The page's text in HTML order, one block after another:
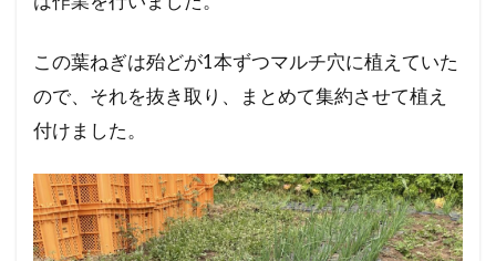
この葉ねぎは殆どが1本ずつマルチ穴に植えていた
ので、それを抜き取り、まとめて集約させて植え
付けました。